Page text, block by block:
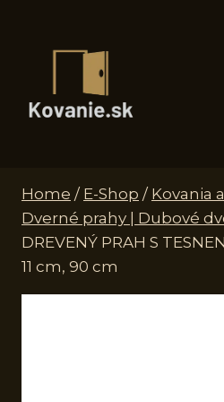
Home / E-Shop / Kovania
Dverné prahy | Dubové
DREVENÝ PRAH S
11 cm, 90 cm